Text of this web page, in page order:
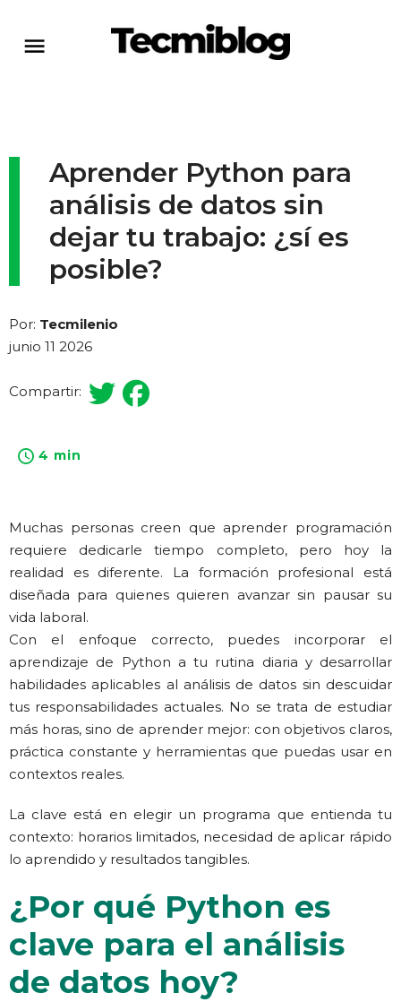
Aprender Python para
análisis de datos sin
dejar tu trabajo: ¿sí es
posible?
Por: Tecmilenio
junio 11 2026
Compartir:
4 min
Muchas personas creen que aprender programación
requiere dedicarle tiempo completo, pero hoy la
realidad es diferente. La formación profesional está
diseñada para quienes quieren avanzar sin pausar su
vida laboral.
Con el enfoque correcto, puedes incorporar el
aprendizaje de Python a tu rutina diaria y desarrollar
habilidades aplicables al análisis de datos sin descuidar
tus responsabilidades actuales. No se trata de estudiar
más horas, sino de aprender mejor: con objetivos claros,
práctica constante y herramientas que puedas usar en
contextos reales.
La clave está en elegir un programa que entienda tu
contexto: horarios limitados, necesidad de aplicar rápido
lo aprendido y resultados tangibles.
¿Por qué Python es
clave para el análisis
de datos hoy?